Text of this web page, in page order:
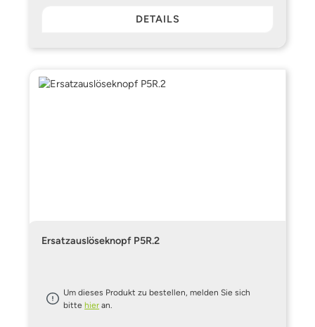
DETAILS
Ersatzauslöseknopf P5R.2
Um dieses Produkt zu bestellen, melden Sie sich
bittehier an.